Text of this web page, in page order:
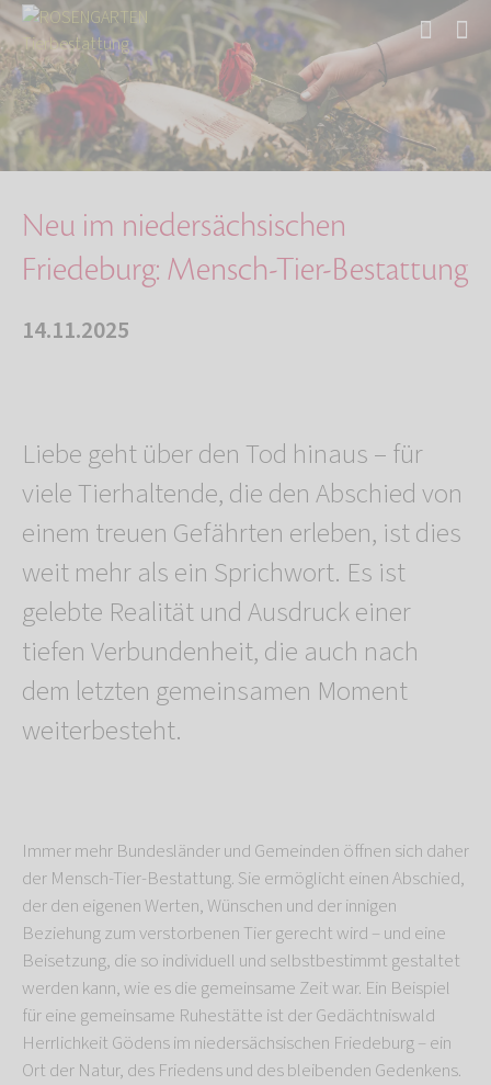
Start Über uns
Aktuelles
Neu im niedersächsischen Friedeburg: Mensch-T…
Neu im niedersächsischen
Friedeburg: Mensch-Tier-Bestattung
14.11.2025
Liebe geht über den Tod hinaus – für
viele Tierhaltende, die den Abschied von
einem treuen Gefährten erleben, ist dies
weit mehr als ein Sprichwort. Es ist
gelebte Realität und Ausdruck einer
tiefen Verbundenheit, die auch nach
dem letzten gemeinsamen Moment
weiterbesteht.
Immer mehr Bundesländer und Gemeinden öffnen sich daher
der Mensch-Tier-Bestattung. Sie ermöglicht einen Abschied,
der den eigenen Werten, Wünschen und der innigen
Beziehung zum verstorbenen Tier gerecht wird – und eine
Beisetzung, die so individuell und selbstbestimmt gestaltet
werden kann, wie es die gemeinsame Zeit war. Ein Beispiel
für eine gemeinsame Ruhestätte ist der Gedächtniswald
Herrlichkeit Gödens im niedersächsischen Friedeburg – ein
Ort der Natur, des Friedens und des bleibenden Gedenkens.